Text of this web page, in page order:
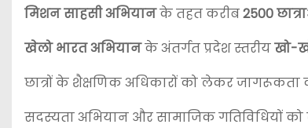
मिशन साहसी अभियानके तहत करीब2500
खेलो भारत अभियानके अंतर्गत प्रदेश स्तरीयखो-
छात्रों के शैक्षणिक अधिकारों को लेकर जागरूकता
सदस्यता अभियान और सामाजिक गतिविधियों